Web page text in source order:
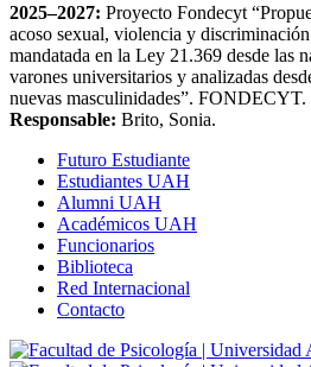
2025–2027: Proyecto Fondecyt
acoso sexual, violencia y
mandatada en la Ley 21.369 desde las
varones universitarios y analizadas
nuevas masculinidades”. FONDECYT.
Responsable: Brito, Sonia.
Futuro Estudiante
Estudiantes UAH
Alumni UAH
Académicos UAH
Funcionarios
Biblioteca
Red Internacional
Contacto